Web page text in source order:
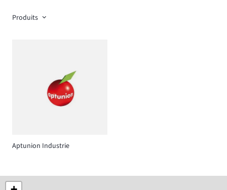
Produits
Aptunion Industrie